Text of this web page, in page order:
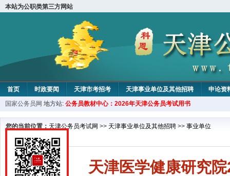
本站为公职类第三方网站
首页 时政要闻 天津市考招考 天津事业单位及其他招聘 申论资
教材中心
国家公务员网 地方站: 公务员教材中心：2026年天津公务员考试用书
您的当前位置： 天津公务员考试网 >> 天津事业单位及其他招聘 >> 事业单位
天津医学健康研究